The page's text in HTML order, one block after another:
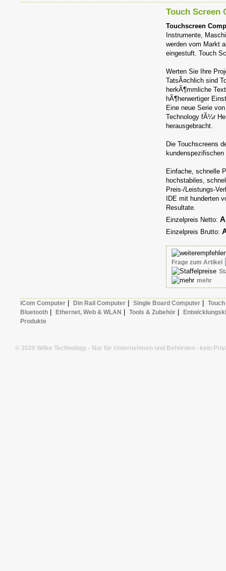
Touch Screen
Touchscreen
Instrumente,
werden vom Markt
eingestuft. Touch
Werten Sie Ihre
TatsÃ¤chlich sind
herkÃ¶mmliche
hÃ¶herwertiger
Eine neue Serie
Technology fÃ¼r
herausgebracht.
Die Touchscreens
Einfache, schnelle
hochstabiles,
Preis-/Leistungs-
IDE mit hunderten
Resultate.
Einzelpreis Netto:
Einzelpreis Brutto:
Frage zum Artikel
mehr
iCom Computer Din Rail Computer Single Board Computer
Bluetooth
Ethernet, Web & WLAN Tools & Zubehör
Produkte
© 2026 Wilke Technology - Nur für Unternehmen und Behörden - kein